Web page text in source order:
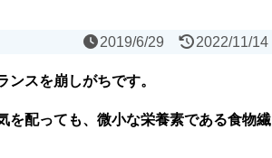
2019/6/29 2022/11/14
スを崩しがちです。
を配っても、微小な栄養素である食物繊